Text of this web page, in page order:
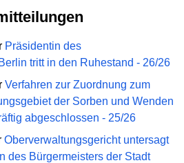
Präsidentin des
tritt in den Ruhestand - 26/26
Verfahren zur Zuordnung zum
der Sorben und Wenden
abgeschlossen - 25/26
Oberverwaltungsgericht untersagt
des Bürgermeisters der Stadt